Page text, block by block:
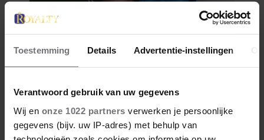
Toestemming Details Advertentie-instellingen
Verantwoord gebruik van uw gegevens
Wij en onze 1022 partners verwerken je persoonlijke
gegevens (bijv. uw IP-adres) met behulp van